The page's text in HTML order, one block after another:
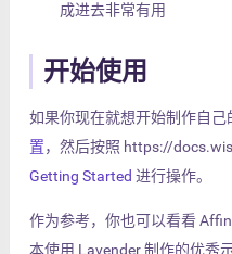
成进去非常有用
开始使用
如果你现在就想开始制作自
置，然后按照 https://
Getting Started 进行操作。
作为参考，你也可以看看
本使用 Lavender 制作的优秀